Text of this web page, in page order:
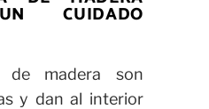
CUIDADO
de madera son
y dan al interior